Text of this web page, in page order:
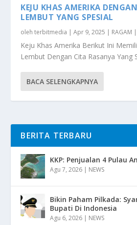
KEJU KHAS AMERIKA
LEMBUT YANG SPESIAL
olehterbitmedia |Apr 9, 2025 | RAGAM |
Keju Khas Amerika Berikut Ini
Lembut Dengan Cita Rasanya Yang
BACA SELENGKAPNYA
BERITA TERBARU
KKP: Penjualan 4 Pulau
Agu 7, 2026 | NEWS
Bikin Paham Pilkada:
Bupati Di Indonesia
Agu 6, 2026 | NEWS